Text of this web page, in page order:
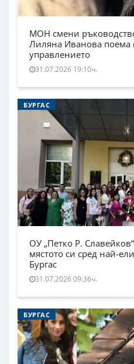
МОН смени
Лиляна Иванова поема
управлението
31.07.2026 19:10ч.
БУРГАС
ОУ „Петко Р.
мястото си сред най-
Бургас
31.07.2026 09:36ч.
БУРГАС